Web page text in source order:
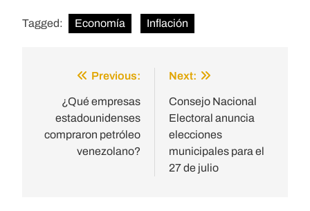
Tagged: Economía Inflación
navigation
Previous:
¿Qué empresas
estadounidenses
compraron petróleo
venezolano?
Next:
Consejo Nacional
Electoral anuncia
elecciones
municipales para el
27 de julio